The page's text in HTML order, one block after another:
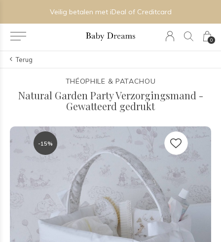
0
Veilig betalen met iDeal of Creditcard
Terug
THÉOPHILE & PATACHOU
Natural Garden Party Verzorgingsmand -
Gewatteerd gedrukt
-15%